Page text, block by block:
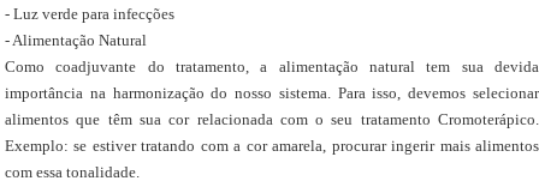
- Luz verde para infecções
- Alimentação Natural
Como coadjuvante do tratamento, a alimentação natural tem sua devida
importância na harmonização do nosso sistema. Para isso, devemos selecionar
alimentos que têm sua cor relacionada com o seu tratamento Cromoterápico.
Exemplo: se estiver tratando com a cor amarela, procurar ingerir mais alimentos
com essa tonalidade.